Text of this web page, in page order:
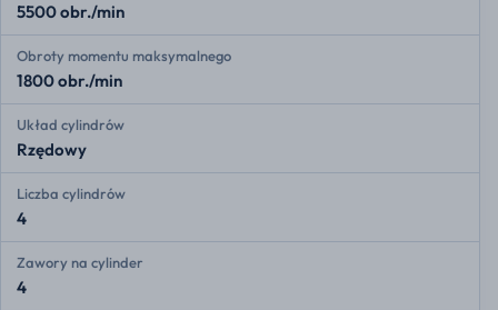
5500 obr./min
Obroty momentu maksymalnego
1800 obr./min
Układ cylindrów
Rzędowy
Liczba cylindrów
4
Zawory na cylinder
4